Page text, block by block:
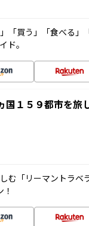
「買う」「食べる」
ド。
１５９都市を旅
む「リーマントラベ